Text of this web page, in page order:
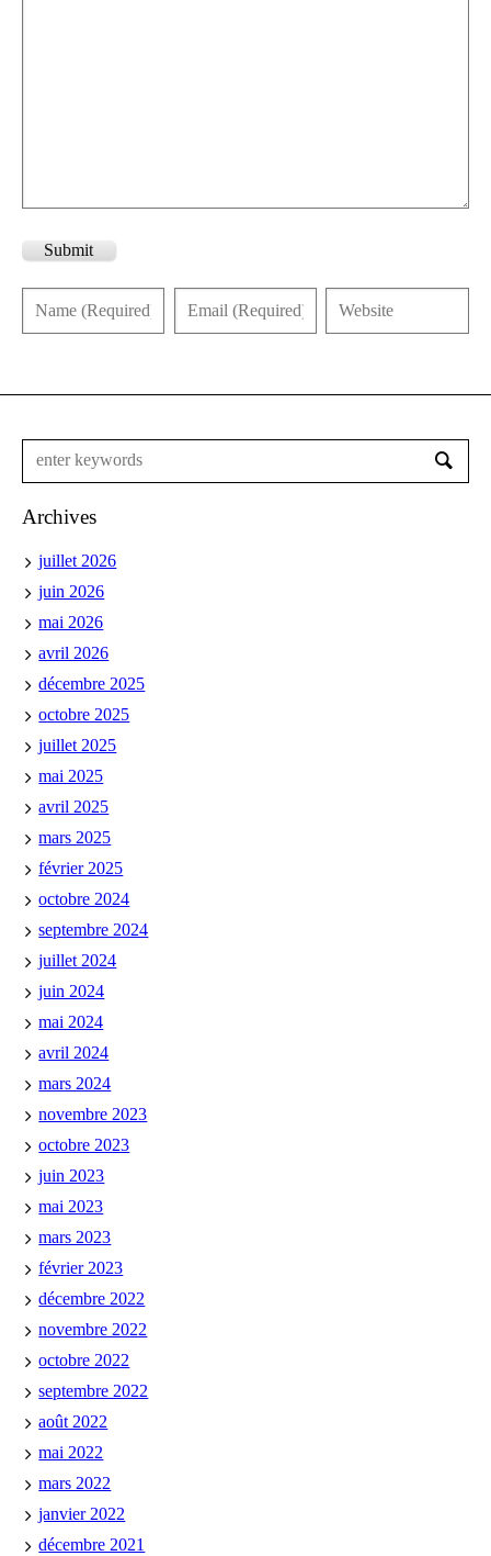
Submit
Archives
juillet 2026
juin 2026
mai 2026
avril 2026
décembre 2025
octobre 2025
juillet 2025
mai 2025
avril 2025
mars 2025
février 2025
octobre 2024
septembre 2024
juillet 2024
juin 2024
mai 2024
avril 2024
mars 2024
novembre 2023
octobre 2023
juin 2023
mai 2023
mars 2023
février 2023
décembre 2022
novembre 2022
octobre 2022
septembre 2022
août 2022
mai 2022
mars 2022
janvier 2022
décembre 2021